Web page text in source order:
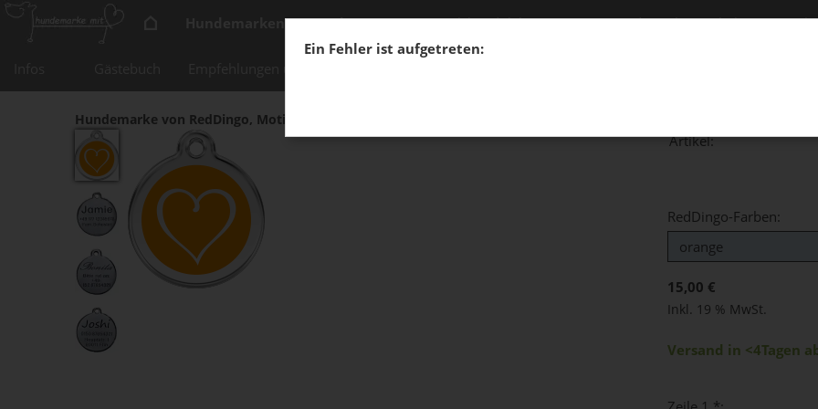
Hundemarken zum Anhängen Halsbandplaketten Hundemarken-Zubehör
Hundemarke von RedDingo, Motiv: Tribal Heart
Artikel:
RedDingo-Farben:
15,00 €
Inkl. 19 % MwSt.
Versand in <4Tagen
Ein Fehler ist aufgetreten: